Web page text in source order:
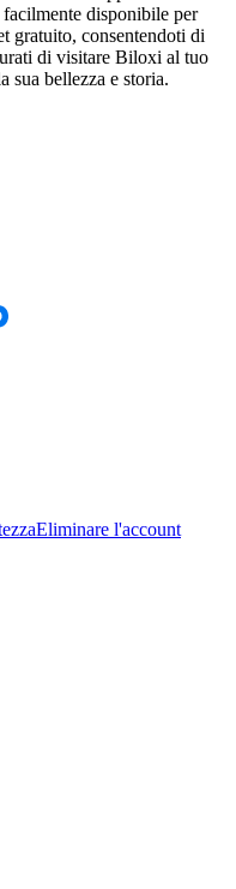
disponibile per
gratuito, consentendoti di
di visitare Biloxi al tuo
sua bellezza e storia.
Eliminare l'account